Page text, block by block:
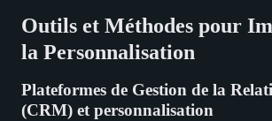
Outils et Méthodes pour
la Personnalisation
Plateformes de Gestion de la
(CRM) et personnalisation